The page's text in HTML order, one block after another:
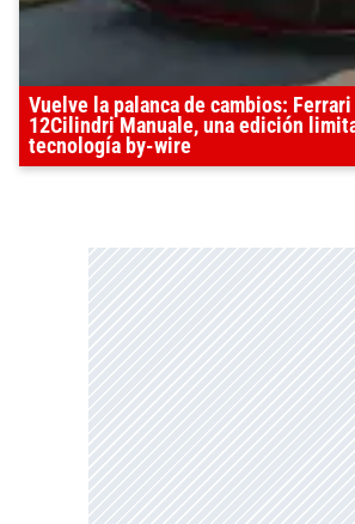
Vuelve la palanca de cambios:
12Cilindri Manuale, una edición
tecnología by-wire